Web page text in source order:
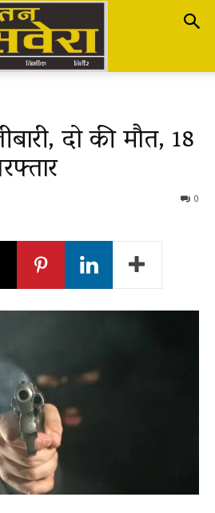
दो की मौत, 18
0